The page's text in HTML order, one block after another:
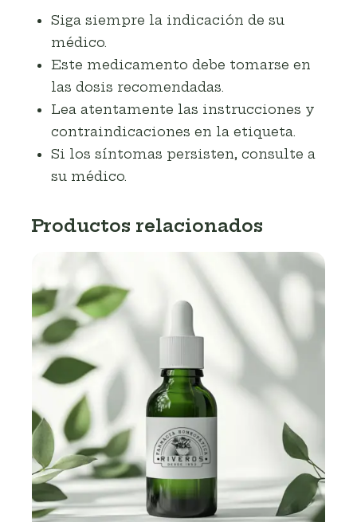
Siga siempre la indicación de su
médico.
Este medicamento debe tomarse en
las dosis recomendadas.
Lea atentamente las instrucciones y
contraindicaciones en la etiqueta.
Si los síntomas persisten, consulte a
su médico.
Productos relacionados